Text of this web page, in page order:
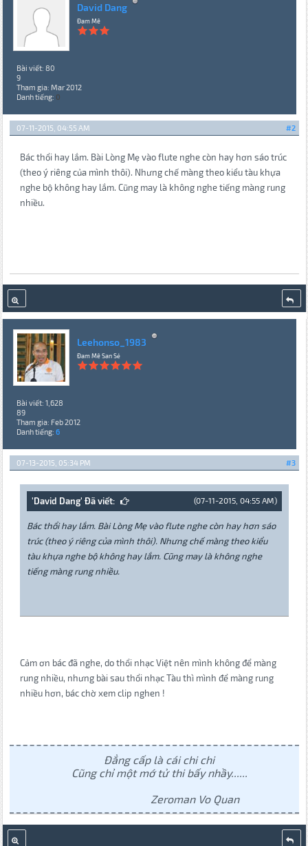
David Dang
Đam Mê
Bài viết: 80
9
Tham gia: Mar 2012
Danh tiếng: 0
#2
07-11-2015, 04:55 AM
Bác thổi hay lắm. Bài Lòng Mẹ vào flute nghe còn hay hơn sáo trúc
(theo ý riêng của mình thôi). Nhưng chế màng theo kiểu tàu khựa
nghe bộ không hay lắm. Cũng may là không nghe tiếng màng rung
nhiều.
Leehonso_1983
Đam Mê San Sẻ
Bài viết: 1,628
89
Tham gia: Feb 2012
Danh tiếng: 6
#3
07-13-2015, 05:34 PM
(07-11-2015, 04:55 AM)
'David Dang' Đã viết:
Bác thổi hay lắm. Bài Lòng Mẹ vào flute nghe còn hay hơn sáo
trúc (theo ý riêng của mình thôi). Nhưng chế màng theo kiểu
tàu khựa nghe bộ không hay lắm. Cũng may là không nghe
tiếng màng rung nhiều.
Cảm ơn bác đã nghe, do thổi nhạc Việt nên mình không để màng
rung nhiều, nhưng bài sau thổi nhạc Tàu thì mình để màng rung
nhiều hơn, bác chờ xem clip nghen !
Đẳng cấp là cái chi chi
Cũng chỉ một mớ tử thi bấy nhầy......
Zeroman Vo Quan